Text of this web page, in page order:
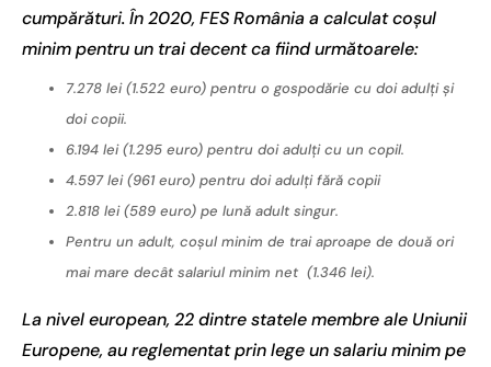
cumpărături. În 2020, FES România a calculat coșul
minim pentru un trai decent ca fiind următoarele:
7.278 lei (1.522 euro) pentru o gospodărie cu doi adulți și
doi copii.
6.194 lei (1.295 euro) pentru doi adulți cu un copil.
4.597 lei (961 euro) pentru doi adulți fără copii
2.818 lei (589 euro) pe lună adult singur.
Pentru un adult, coșul minim de trai aproape de două ori
mai mare decât salariul minim net (1.346 lei).
La nivel european, 22 dintre statele membre ale Uniunii
Europene, au reglementat prin lege un salariu minim pe